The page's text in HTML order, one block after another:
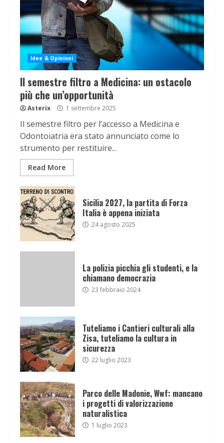
Idee & Opinioni
Il semestre filtro a Medicina: un ostacolo
più che un’opportunità
Asterix 1 settembre 2025
Il semestre filtro per l’accesso a Medicina e
Odontoiatria era stato annunciato come lo
strumento per restituire...
Read More
Sicilia 2027, la partita di Forza
Italia è appena iniziata
24 agosto 2025
La polizia picchia gli studenti, e la
chiamano democrazia
23 febbraio 2024
Tuteliamo i Cantieri culturali alla
Zisa, tuteliamo la cultura in
sicurezza
22 luglio 2023
Parco delle Madonie, Wwf: mancano
i progetti di valorizzazione
naturalistica
1 luglio 2023